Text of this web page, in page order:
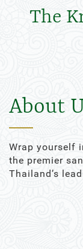
The
About
Wrap yourself
the premier
Thailand’s